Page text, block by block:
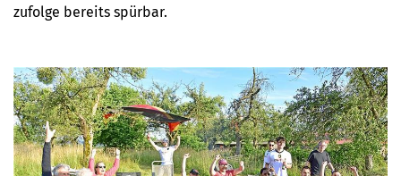
zufolge bereits spürbar.